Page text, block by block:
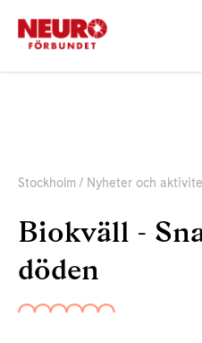
Stockholm Nyheter och
Biokväll -
döden